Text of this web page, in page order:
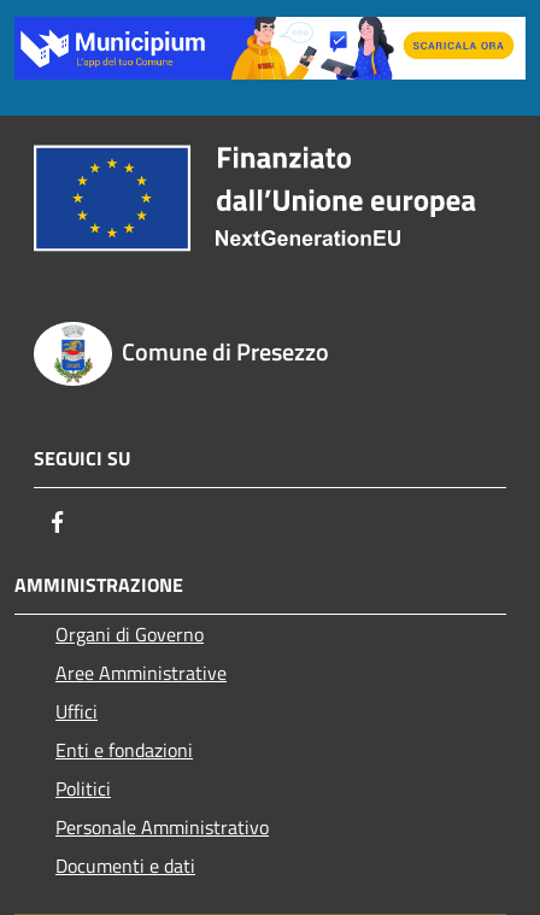
Comune di Presezzo
SEGUICI SU
AMMINISTRAZIONE
Organi di Governo
Aree Amministrative
Uffici
Enti e fondazioni
Politici
Personale Amministrativo
Documenti e dati